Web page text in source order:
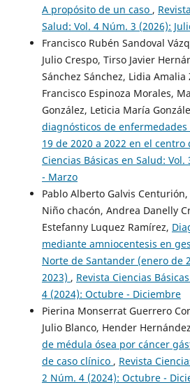
A propósito de un caso ,
Salud: Vol. 4 Núm. 3 (2026):
Francisco Rubén Sandoval
Julio Crespo, Tirso Javier
Sánchez Sánchez, Lidia Amalia
Francisco Espinoza Morales,
González, Leticia María
diagnósticos de enfermedades
19 de 2020 a 2022 en el centro
Ciencias Básicas en Salud:
- Marzo
Pablo Alberto Galvis
Niño chacón, Andrea Danelly
Estefanny Luquez Ramírez,
mediante amniocentesis en
Norte de Santander (enero de
2023) , Revista Ciencias
4 (2024): Octubre - Diciembre
Pierina Monserrat Guerrero
Julio Blanco, Hender
de médula ósea por cáncer
de caso clínico , Revista
2 Núm. 4 (2024): Octubre -